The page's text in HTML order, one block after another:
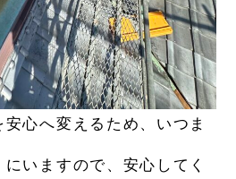
心へ変えるため、いつま
いますので、安心してく